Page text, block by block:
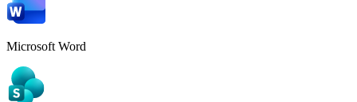
Microsoft Word